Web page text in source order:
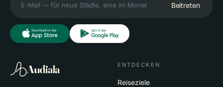
Beitreten
Audiala ENTDECKEN
Reiseziele